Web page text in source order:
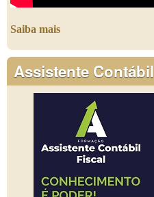
Saiba mais
Assistente Contábil